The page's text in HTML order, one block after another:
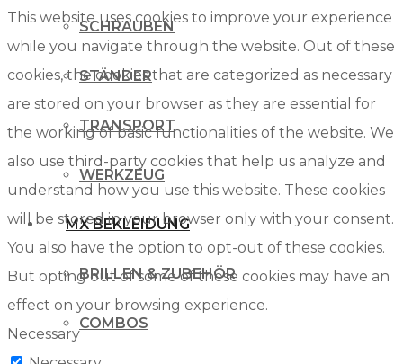
SCHRAUBEN
STÄNDER
TRANSPORT
WERKZEUG
MX BEKLEIDUNG
BRILLEN & ZUBEHÖR
COMBOS
This website uses cookies to improve your experience
while you navigate through the website. Out of these
cookies, the cookies that are categorized as necessary
are stored on your browser as they are essential for
the working of basic functionalities of the website. We
also use third-party cookies that help us analyze and
understand how you use this website. These cookies
will be stored in your browser only with your consent.
You also have the option to opt-out of these cookies.
But opting out of some of these cookies may have an
effect on your browsing experience.
Necessary